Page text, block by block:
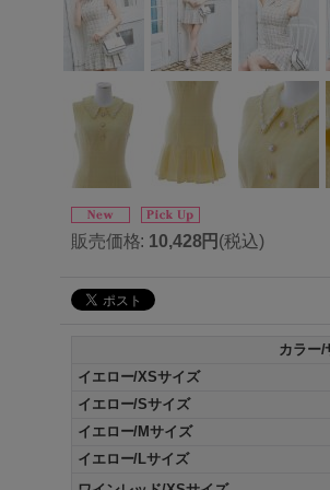
販売価格: 10,428円 (税込)
カラー/
イエロー/XSサイズ
イエロー/Sサイズ
イエロー/Mサイズ
イエロー/Lサイズ